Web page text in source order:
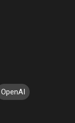
OpenAI